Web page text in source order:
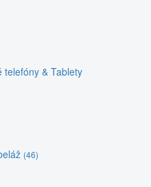
telefóny & Tablety
(46)